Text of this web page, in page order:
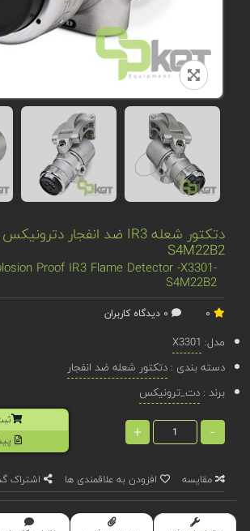
S4M22B2
Proof IR3 Flame Detector -X3301-
S4M22B2
مدل: X3301
دسته بندی :دتکتور شعله ضد انفجار
برند :دت_ترونیکس
-
+
مقایسه افزودن به علاقمندی ها اشتراک